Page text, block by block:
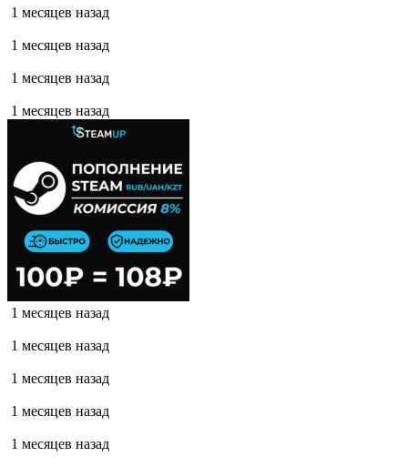
1 месяцев назад
1 месяцев назад
1 месяцев назад
1 месяцев назад
1 месяцев назад
1 месяцев назад
1 месяцев назад
1 месяцев назад
1 месяцев назад